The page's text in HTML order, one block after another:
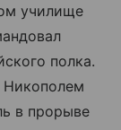
училище
полка.
Никополем
в прорыве